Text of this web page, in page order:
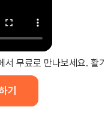
무료로 만나보세요. 활
기